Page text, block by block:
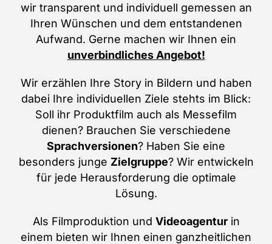
wir transparent und individuell gemessen an
Ihren Wünschen und dem entstandenen
Aufwand. Gerne machen wir Ihnen ein
unverbindliches Angebot!
Wir erzählen Ihre Story in Bildern und haben
dabei Ihre individuellen Ziele stehts im Blick:
Soll ihr Produktfilm auch als Messefilm
dienen? Brauchen Sie verschiedene
Sprachversionen? Haben Sie eine
besonders junge Zielgruppe? Wir entwickeln
für jede Herausforderung die optimale
Lösung.
Als Filmproduktion und Videoagenturin
einem bieten wir Ihnen einen ganzheitlichen